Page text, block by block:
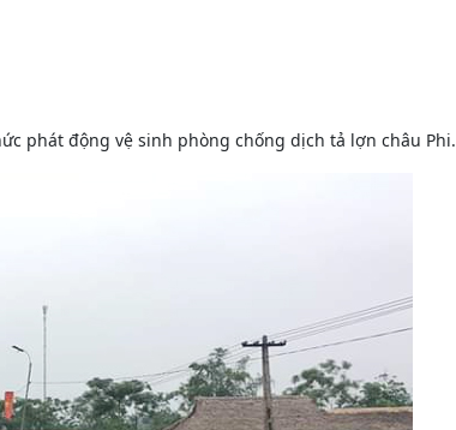
phát động vệ sinh phòng chống dịch tả lợn châu Phi.